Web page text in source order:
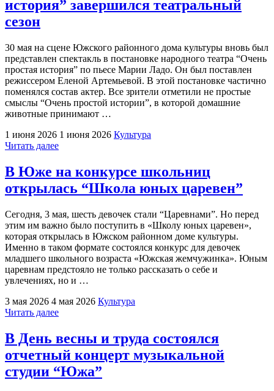
Южи
при
творческого
конкурса"
история” завершился театральный
сезон
30 мая на сцене Южского районного дома культуры вновь был
представлен спектакль в постановке народного театра “Очень
простая история” по пьесе Марии Ладо. Он был поставлен
режиссером Еленой Артемьевой. В этой постановке частично
поменялся состав актер. Все зрители отметили не простые
смыслы “Очень простой истории”, в которой домашние
животные принимают …
1 июня 2026 1 июня 2026 Культура
Читать далее"В
“Очень
простая
завершился
театральный
сезон"
В Юже на конкурсе школьниц
открылась “Школа юных царевен”
Сегодня, 3 мая, шесть девочек стали “Царевнами”. Но перед
этим им важно было поступить в «Школу юных царевен»,
которая открылась в Южском районном доме культуры.
Именно в таком формате состоялся конкурс для девочек
младшего школьного возраста «Южская жемчужинка». Юным
царевнам предстояло не только рассказать о себе и
увлечениях, но и …
3 мая 2026 4 мая 2026 Культура
Читать далее"В
конкурсе
школьниц
открылась
“Школа
В День весны и труда состоялся
отчетный концерт музыкальной
студии “Южа”